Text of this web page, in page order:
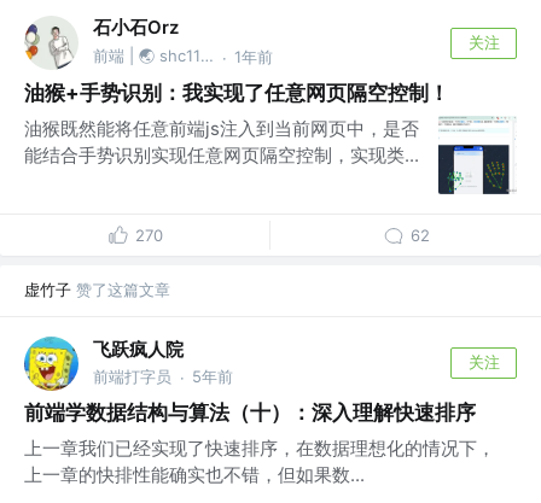
石小石Orz
前端 | 🌏 shc1139874527 · 1年前
关注
油猴+手势识别：我实现了任意网页隔空控制！
油猴既然能将任意前端js注入到当前网页中，是否
能结合手势识别实现任意网页隔空控制，实现类...
270 62
虚竹子 赞了这篇文章
飞跃疯人院
前端打字员 · 5年前
关注
前端学数据结构与算法（十）：深入理解快速排序
上一章我们已经实现了快速排序，在数据理想化的情况下，
上一章的快排性能确实也不错，但如果数...